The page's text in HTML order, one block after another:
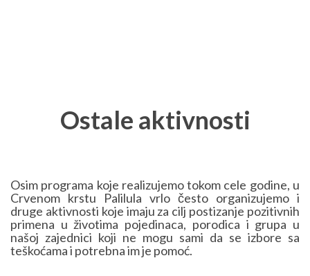
Ostale aktivnosti
Osim programa koje realizujemo tokom cele godine, u
Crvenom krstu Palilula vrlo često organizujemo i
druge aktivnosti koje imaju za cilj postizanje pozitivnih
primena u životima pojedinaca, porodica i grupa u
našoj zajednici koji ne mogu sami da se izbore sa
teškoćama i potrebna im je pomoć.